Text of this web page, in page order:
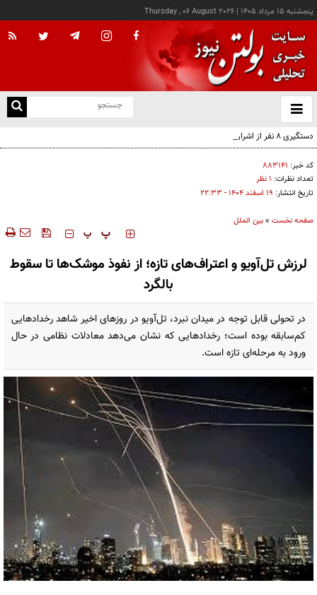
پنجشنبه ۱۵ مرداد ۱۴۰۵ |
Thursday , 06 August 2026
باز
و
دستگیری ۸ نفر از اشرار مسلح شاخص و مرتبطین گروهک‌های تروریستی
کد خبر: ۸۸۳۱۴۱
تعداد نظرات: ۱ نظر
تاریخ انتشار: ۱۹ اسفند ۱۴۰۴ - ۲۲:۳۳
صفحه نخست »بین الملل
‍‍‍ پ پ
لرزش تل‌آویو و اعتراف‌های تازه؛ از نفوذ موشک‌ها تا سقوط
بالگرد
در تحولی قابل توجه در میدان نبرد، تل‌آویو در روزهای اخیر شاهد رخدادهایی
کم‌سابقه بوده است؛ رخدادهایی که نشان می‌دهد معادلات نظامی در حال
ورود به مرحله‌ای تازه است.